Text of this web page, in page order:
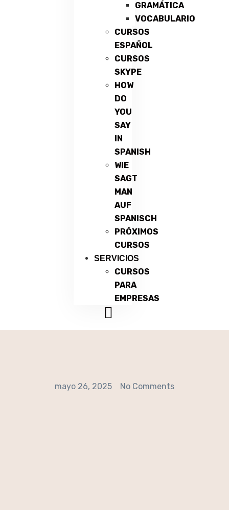
GRAMÁTICA
VOCABULARIO
CURSOS
ESPAÑOL
CURSOS
SKYPE
HOW
DO
YOU
SAY
IN
SPANISH
WIE
SAGT
MAN
AUF
SPANISCH
PRÓXIMOS
CURSOS
SERVICIOS
CURSOS
PARA
EMPRESAS
mayo 26, 2025 No Comments